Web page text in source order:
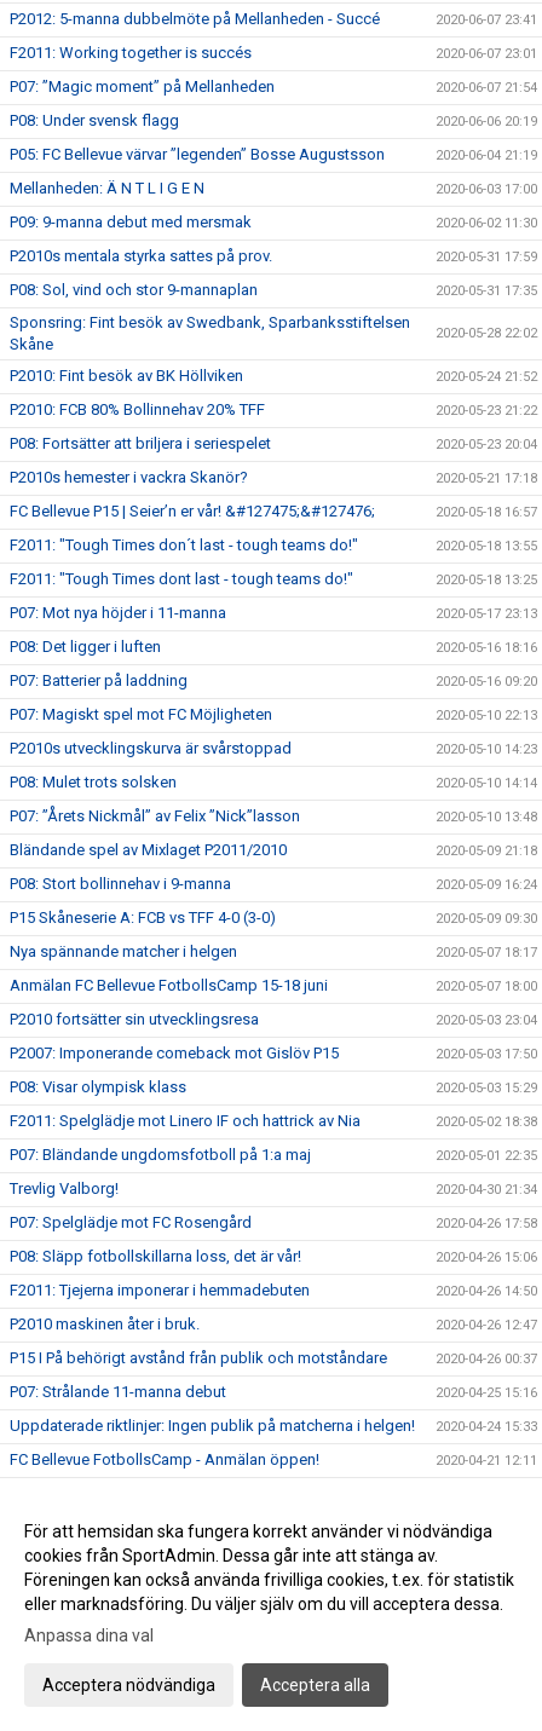
P2012: 5-manna dubbelmöte på Mellanheden - Succé 2020-06-07 23:41
F2011: Working together is succés 2020-06-07 23:01
P07: ”Magic moment” på Mellanheden 2020-06-07 21:54
P08: Under svensk flagg 2020-06-06 20:19
P05: FC Bellevue värvar ”legenden” Bosse Augustsson 2020-06-04 21:19
Mellanheden: Ä N T L I G E N 2020-06-03 17:00
P09: 9-manna debut med mersmak 2020-06-02 11:30
P2010s mentala styrka sattes på prov. 2020-05-31 17:59
P08: Sol, vind och stor 9-mannaplan 2020-05-31 17:35
Sponsring: Fint besök av Swedbank, Sparbanksstiftelsen
Skåne
2020-05-28 22:02
P2010: Fint besök av BK Höllviken 2020-05-24 21:52
P2010: FCB 80% Bollinnehav 20% TFF 2020-05-23 21:22
P08: Fortsätter att briljera i seriespelet 2020-05-23 20:04
P2010s hemester i vackra Skanör? 2020-05-21 17:18
FC Bellevue P15 | Seier’n er vår! &#127475;&#127476; 2020-05-18 16:57
F2011: "Tough Times don´t last - tough teams do!" 2020-05-18 13:55
F2011: "Tough Times dont last - tough teams do!" 2020-05-18 13:25
P07: Mot nya höjder i 11-manna 2020-05-17 23:13
P08: Det ligger i luften 2020-05-16 18:16
P07: Batterier på laddning 2020-05-16 09:20
P07: Magiskt spel mot FC Möjligheten 2020-05-10 22:13
P2010s utvecklingskurva är svårstoppad 2020-05-10 14:23
P08: Mulet trots solsken 2020-05-10 14:14
P07: ”Årets Nickmål” av Felix ”Nick”lasson 2020-05-10 13:48
Bländande spel av Mixlaget P2011/2010 2020-05-09 21:18
P08: Stort bollinnehav i 9-manna 2020-05-09 16:24
P15 Skåneserie A: FCB vs TFF 4-0 (3-0) 2020-05-09 09:30
Nya spännande matcher i helgen 2020-05-07 18:17
Anmälan FC Bellevue FotbollsCamp 15-18 juni 2020-05-07 18:00
P2010 fortsätter sin utvecklingsresa 2020-05-03 23:04
P2007: Imponerande comeback mot Gislöv P15 2020-05-03 17:50
P08: Visar olympisk klass 2020-05-03 15:29
F2011: Spelglädje mot Linero IF och hattrick av Nia 2020-05-02 18:38
P07: Bländande ungdomsfotboll på 1:a maj 2020-05-01 22:35
Trevlig Valborg! 2020-04-30 21:34
P07: Spelglädje mot FC Rosengård 2020-04-26 17:58
P08: Släpp fotbollskillarna loss, det är vår! 2020-04-26 15:06
F2011: Tjejerna imponerar i hemmadebuten 2020-04-26 14:50
P2010 maskinen åter i bruk. 2020-04-26 12:47
P15 I På behörigt avstånd från publik och motståndare 2020-04-26 00:37
P07: Strålande 11-manna debut 2020-04-25 15:16
Uppdaterade riktlinjer: Ingen publik på matcherna i helgen! 2020-04-24 15:33
FC Bellevue FotbollsCamp - Anmälan öppen! 2020-04-21 12:11
Glad Påsk&#128035;&#9728;&#65039; 2020-04-09 17:55
FCBs Supportermössa gör succé - bara ett fåtal kvar 2020-04-03 14:44
Senaste nytt: Alla Träningsmatcher ställs in i FCB 2020-04-03 11:11
Träning: Energifylld onsdagsträning
FC Bellevue: Träningarna fortsätter...tillsvidare
Senaste nytt: Skåneboll skjuter upp seriespelet: ”Matcher
För att hemsidan ska fungera korrekt använder vi nödvändiga
cookies från SportAdmin. Dessa går inte att stänga av.
Föreningen kan också använda frivilliga cookies, t.ex. för statistik
eller marknadsföring. Du väljer själv om du vill acceptera dessa.
Anpassa dina val
Acceptera nödvändiga Acceptera alla